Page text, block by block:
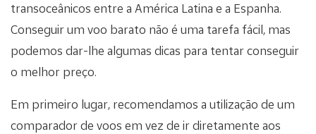
transoceânicos entre a América Latina e a Espanha.
Conseguir um voo barato não é uma tarefa fácil, mas
podemos dar-lhe algumas dicas para tentar conseguir
o melhor preço.
Em primeiro lugar, recomendamos a utilização de um
comparador de voos em vez de ir diretamente aos